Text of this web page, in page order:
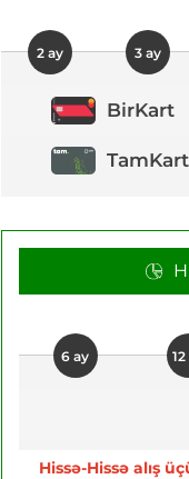
2 ay 3 ay
BirKart
TamKart
6 ay
Hissə-Hissə alış